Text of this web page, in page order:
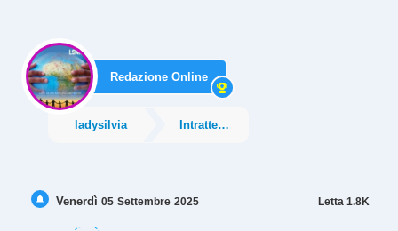
Redazione Online
ladysilvia Intrattenimento
Letta 1.8K
Venerdì 05 Settembre 2025